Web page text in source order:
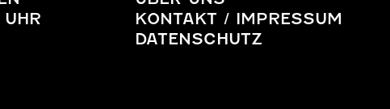
KONTAKT / IMPRESSUM
DATENSCHUTZ